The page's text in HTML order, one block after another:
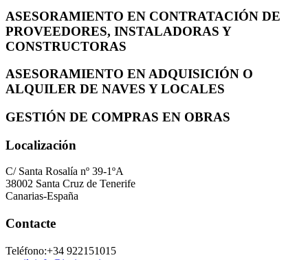
ASESORAMIENTO EN CONTRATACIÓN DE
PROVEEDORES, INSTALADORAS Y
CONSTRUCTORAS
ASESORAMIENTO EN ADQUISICIÓN O
ALQUILER DE NAVES Y LOCALES
GESTIÓN DE COMPRAS EN OBRAS
Localización
C/ Santa Rosalía nº 39-1ºA
38002 Santa Cruz de Tenerife
Canarias-España
Contacte
Teléfono:+34 922151015